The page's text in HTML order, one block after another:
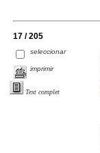
17 / 205
seleccionar
imprimir
Text complet